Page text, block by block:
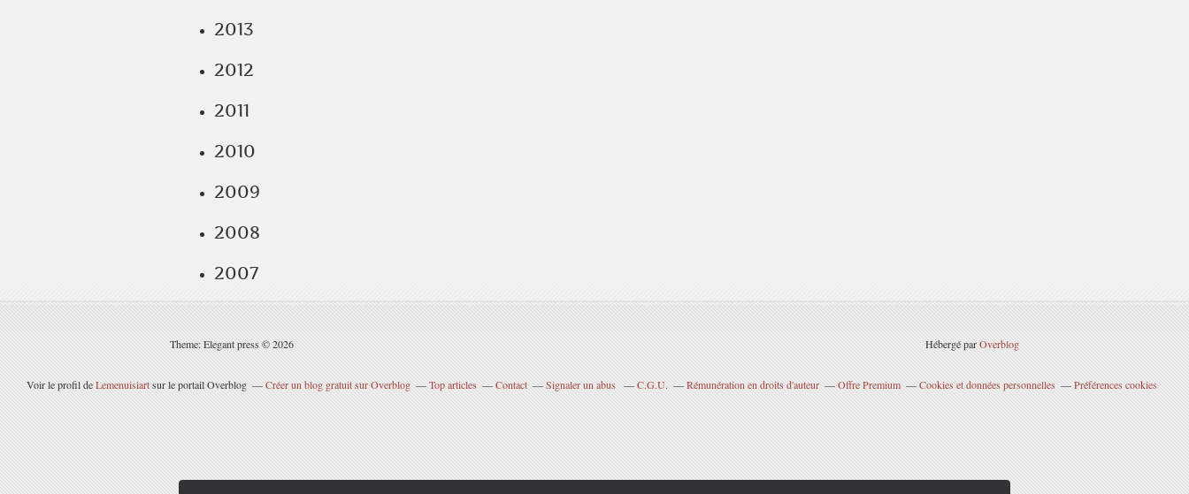
2013
2012
2011
2010
2009
2008
2007
Theme: Elegant press © 2026 Hébergé parOverblog
Voir le profil deLemenuisiartsur le portail Overblog Créer un blog gratuit sur Overblog Top articles Contact Signaler un abus C.G.U. Rémunération en droits d'auteur Offre Premium Cookies et données personnelles Préférences cookies